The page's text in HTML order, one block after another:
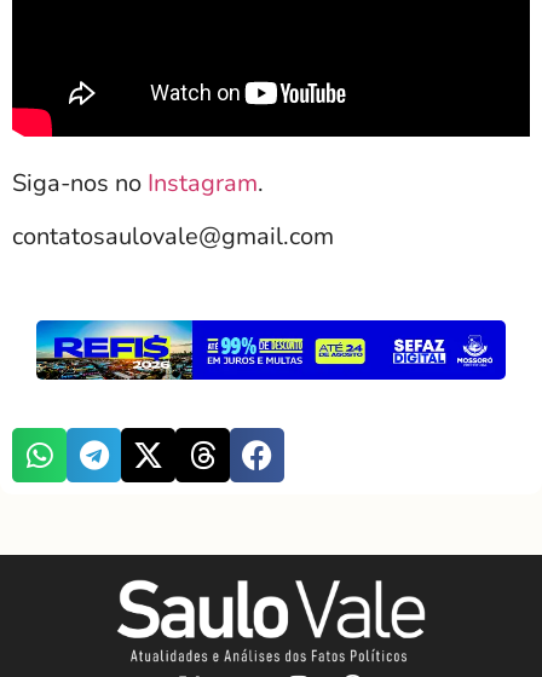
Siga-nos no Instagram.
contatosaulovale@gmail.com